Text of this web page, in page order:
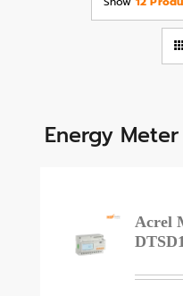
Energy Meter
Acrel